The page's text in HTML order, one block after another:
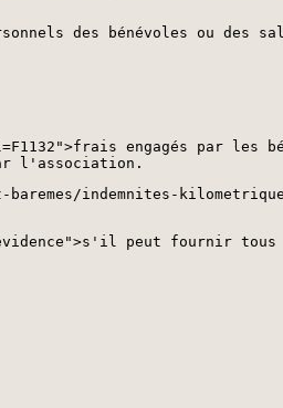
des bénévoles ou
engagés par les
l'association.
indemnites-
peut fournir